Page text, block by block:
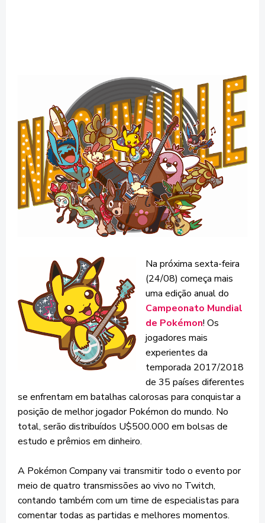
Na próxima sexta-feira
(24/08) começa mais
uma edição anual do
Campeonato Mundial
de Pokémon! Os
jogadores mais
experientes da
temporada 2017/2018
de 35 países diferentes
se enfrentam em batalhas calorosas para conquistar a
posição de melhor jogador Pokémon do mundo. No
total, serão distribuídos U$500.000 em bolsas de
estudo e prêmios em dinheiro.
A Pokémon Company vai transmitir todo o evento por
meio de quatro transmissões ao vivo no Twitch,
contando também com um time de especialistas para
comentar todas as partidas e melhores momentos.